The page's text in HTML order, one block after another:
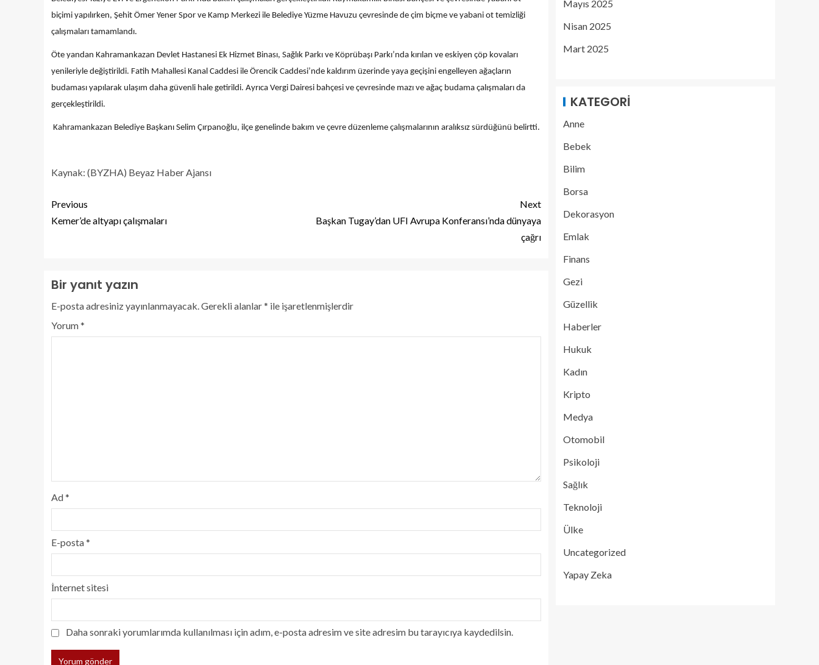
biçimi yapılırken, Şehit Ömer Yener Spor ve Kamp Merkezi ile Belediye Yüzme Havuzu çevresinde de çim biçme ve yabani ot temizliği
çalışmaları tamamlandı.
Öte yandan Kahramankazan Devlet Hastanesi Ek Hizmet Binası, Sağlık Parkı ve Köprübaşı Parkı’nda kırılan ve eskiyen çöp kovaları
yenileriyle değiştirildi. Fatih Mahallesi Kanal Caddesi ile Örencik Caddesi’nde kaldırım üzerinde yaya geçişini engelleyen ağaçların
budaması yapılarak ulaşım daha güvenli hale getirildi. Ayrıca Vergi Dairesi bahçesi ve çevresinde mazı ve ağaç budama çalışmaları da
gerçekleştirildi.
Kahramankazan Belediye Başkanı Selim Çırpanoğlu, ilçe genelinde bakım ve çevre düzenleme çalışmalarının aralıksız sürdüğünü belirtti.
Kaynak: (BYZHA) Beyaz Haber Ajansı
Previous
Kemer’de altyapı çalışmaları
Next
Başkan Tugay’dan UFI Avrupa Konferansı’nda dünyaya
çağrı
Bir yanıt yazın
E-posta adresiniz yayınlanmayacak.Gerekli alanlar* ile işaretlenmişlerdir
Yorum*
Ad*
E-posta*
İnternet sitesi
Daha sonraki yorumlarımda kullanılması için adım, e-posta adresim ve site adresim bu tarayıcıya kaydedilsin.
Mayıs 2025
Nisan 2025
Mart 2025
KATEGORI
Anne
Bebek
Bilim
Borsa
Dekorasyon
Emlak
Finans
Gezi
Güzellik
Haberler
Hukuk
Kadın
Kripto
Medya
Otomobil
Psikoloji
Sağlık
Teknoloji
Ülke
Uncategorized
Yapay Zeka